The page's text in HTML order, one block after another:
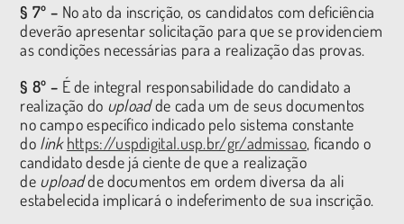
§ 7º – No ato da inscrição, os candidatos com deficiência
deverão apresentar solicitação para que se providenciem
as condições necessárias para a realização das provas.
§ 8º – É de integral responsabilidade do candidato a
realização do uploadde cada um de seus documentos
no campo específico indicado pelo sistema constante
do link https://uspdigital.usp.br/gr/admissao, ficando o
candidato desde já ciente de que a realização
de uploadde documentos em ordem diversa da ali
estabelecida implicará o indeferimento de sua inscrição.